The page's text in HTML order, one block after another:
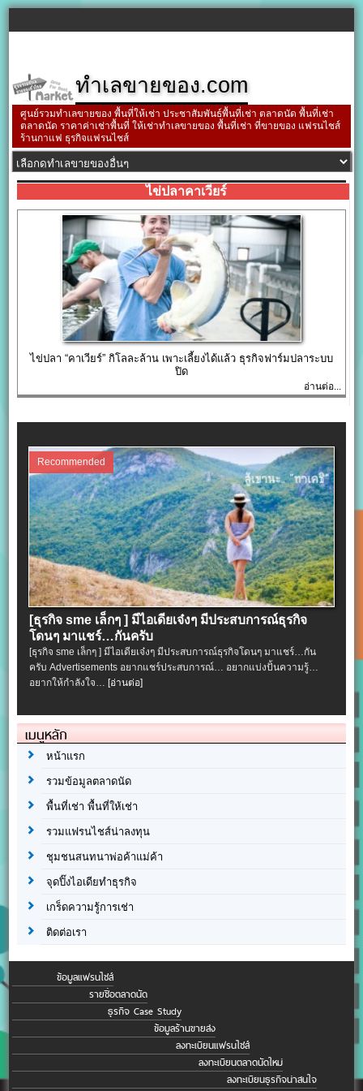
ทำเลขายของ.com
ศูนย์รวมทำเลขายของ พื้นที่ให้เช่า ประชาสัมพันธ์พื้นที่เช่า ตลาดนัด พื้นที่เช่า
ตลาดนัด ราคาค่าเช่าพื้นที่ ให้เช่าทำเลขายของ พื้นที่เช่า ที่ขายของ แฟรนไชส์
ร้านกาแฟ ธุรกิจแฟรนไชส์
ไข่ปลาคาเวียร์
ไข่ปลา “คาเวียร์” กิโลละล้าน เพาะเลี้ยงได้แล้ว ธุรกิจฟาร์มปลาระบบ
ปิด
อ่านต่อ...
Recommended
[ธุรกิจ sme เล็กๆ ] มีไอเดียเจ๋งๆ มีประสบการณ์ธุรกิจ
โดนๆ มาแชร์…กันครับ
[ธุรกิจ sme เล็กๆ ] มีไอเดียเจ๋งๆ มีประสบการณ์ธุรกิจโดนๆ มาแชร์…กัน
ครับ Advertisements อยากแชร์ประสบการณ์… อยากแบ่งปั้นความรู้…
อยากให้กำลังใจ…[อ่านต่อ]
เมนูหลัก
หน้าแรก
รวมข้อมูลตลาดนัด
พื้นที่เช่า พื้นที่ให้เช่า
รวมแฟรนไชส์น่าลงทุน
ชุมชนสนทนาพ่อค้าแม่ค้า
จุดปิ๊งไอเดียทำธุรกิจ
เกร็ดความรู้การเช่า
ติดต่อเรา
ข้อมูลแฟรนไชส์
รายชื่อตลาดนัด
ธุรกิจ Case Study
ข้อมูลร้านขายส่ง
ลงทะเบียนแฟรนไชส์
ลงทะเบียนตลาดนัดใหม่
ลงทะเบียนธุรกิจน่าสนใจ